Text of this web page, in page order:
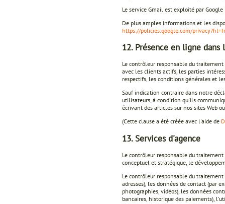
Le service Gmail est exploité par
De plus amples informations et les
https://policies.google.com/privacy?hl=fr
12. Présence en ligne dans
Le contrôleur responsable du
avec les clients actifs, les parties
respectifs, les conditions générales et
Sauf indication contraire dans notre
utilisateurs, à condition qu'ils
écrivant des articles sur nos sites Web
(Cette clause a été créée avec l'aide de
13. Services d'agence
Le contrôleur responsable du
conceptuel et stratégique, le
Le contrôleur responsable du
adresses), les données de contact (par
photographies, vidéos), les données
bancaires, historique des paiements),